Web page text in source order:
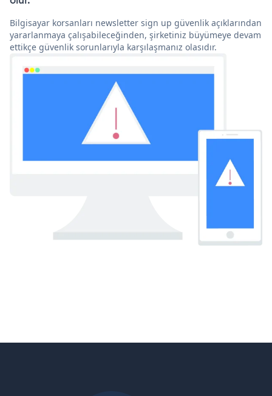
Bilgisayar korsanları newsletter sign up güvenlik açıklarından
yararlanmaya çalışabileceğinden, şirketiniz büyümeye devam
ettikçe güvenlik sorunlarıyla karşılaşmanız olasıdır.